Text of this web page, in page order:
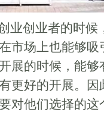
创业者的时候
市场上也能够吸
展的时候，能够
更好的开展。因
对他们选择的这